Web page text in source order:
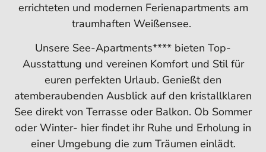
errichteten und modernen Ferienapartments am
traumhaften Weißensee.
Unsere See-Apartments**** bieten Top-
Ausstattung und vereinen Komfort und Stil für
euren perfekten Urlaub. Genießt den
atemberaubenden Ausblick auf den kristallklaren
See direkt von Terrasse oder Balkon. Ob Sommer
oder Winter- hier findet ihr Ruhe und Erholung in
einer Umgebung die zum Träumen einlädt.